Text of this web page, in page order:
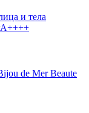
и тела
de Mer Beaute